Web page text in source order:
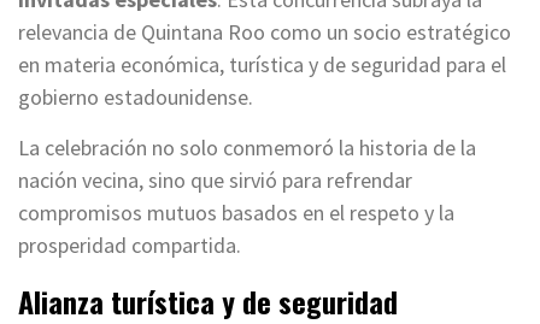
relevancia de Quintana Roo como un socio estratégico
en materia económica, turística y de seguridad para el
gobierno estadounidense.
La celebración no solo conmemoró la historia de la
nación vecina, sino que sirvió para refrendar
compromisos mutuos basados en el respeto y la
prosperidad compartida.
Alianza turística y de seguridad